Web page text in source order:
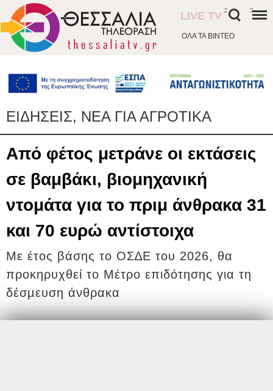
ΟΛΑ ΤΑ ΒΙΝΤΕΟ
LIVE TV
- -
ΕΙΔΗΣΕΙΣ, ΝΕΑ ΓΙΑ ΑΓΡΟΤΙΚΑ
Από φέτος μετράνε οι εκτάσεις
σε βαμβάκι, βιομηχανική
ντομάτα για το πριμ άνθρακα 31
και 70 ευρώ αντίστοιχα
Με έτος βάσης το ΟΣ∆Ε του 2026, θα
προκηρυχθεί το Μέτρο επιδότησης για τη
δέσµευση άνθρακα